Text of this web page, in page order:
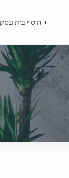
+ הוסף בית עסק